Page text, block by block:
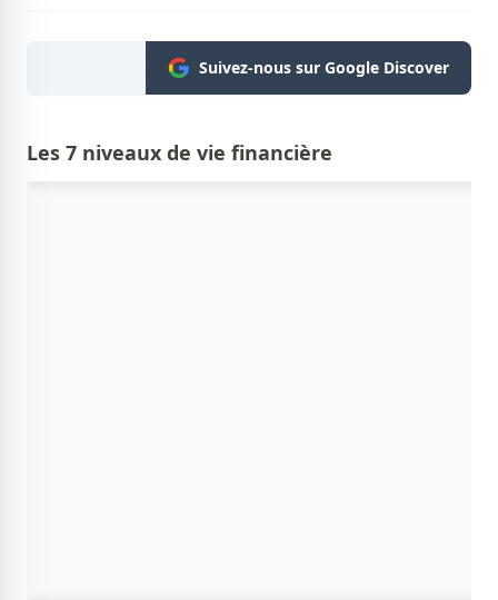
Suivez-nous sur Google Discover
Les 7 niveaux de vie financière